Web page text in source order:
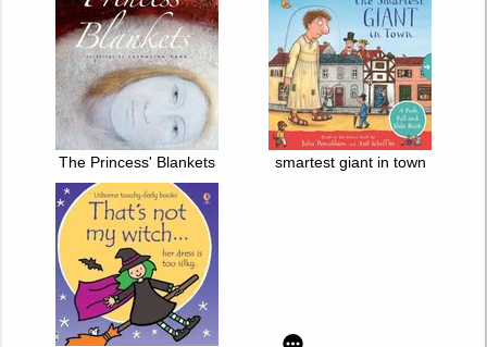
The Princess' Blankets smartest giant in town